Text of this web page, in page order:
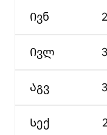
Ივნ
Ივლ
Აგვ
Სექ